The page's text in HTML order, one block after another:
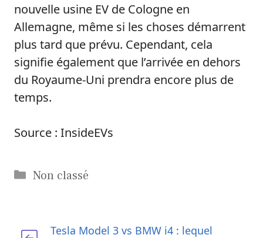
nouvelle usine EV de Cologne en
Allemagne, même si les choses démarrent
plus tard que prévu. Cependant, cela
signifie également que l’arrivée en dehors
du Royaume-Uni prendra encore plus de
temps.
Source : InsideEVs
Catégories
Non classé
Tesla Model 3 vs BMW i4 : lequel